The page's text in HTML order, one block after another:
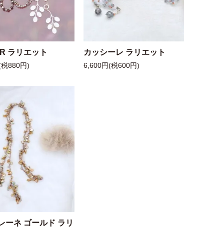
ラリエット
880円)
カッシーレ ラリエット
6,600円(税600円)
ーネ ゴールド ラリ